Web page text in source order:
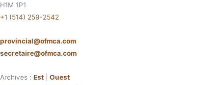
H1M 1P1
+1 (514) 259-2542
provincial@ofmca.com
secretaire@ofmca.com
Archives : Est
Ouest